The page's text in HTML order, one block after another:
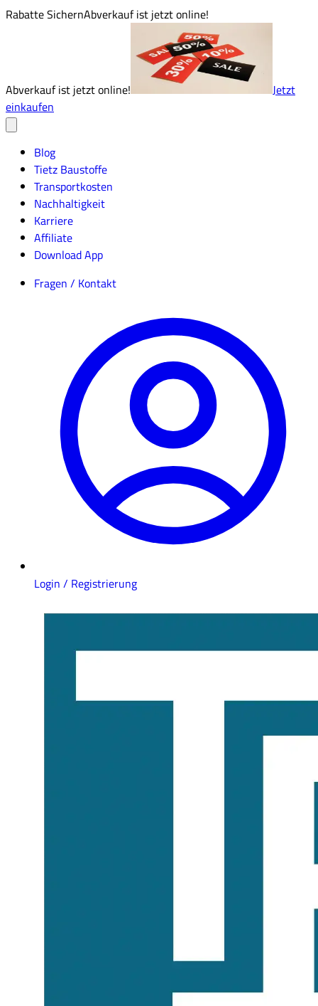
Rabatte SichernAbverkauf ist jetzt online!
Abverkauf ist jetzt online!
Jetzt
einkaufen
Blog
Tietz Baustoffe
Transportkosten
Nachhaltigkeit
Karriere
Affiliate
Download App
Fragen / Kontakt
Login / Registrierung